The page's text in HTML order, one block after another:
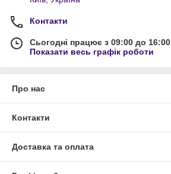
Контакти
Сьогодні працює з 09:00 до 16:00
Показати весь графік роботи
Про нас
Контакти
Доставка та оплата